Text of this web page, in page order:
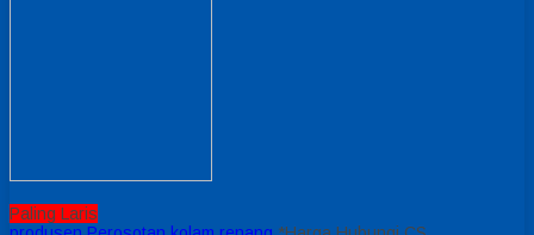
Paling Laris